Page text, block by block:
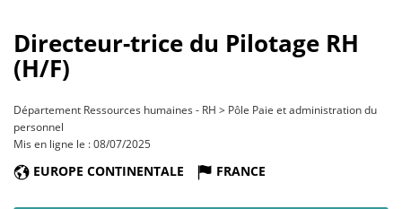
Directeur-trice du Pilotage RH
(H/F)
Département Ressources humaines - RH > Pôle Paie et administration du
personnel
Mis en ligne le : 08/07/2025
EUROPE CONTINENTALE FRANCE